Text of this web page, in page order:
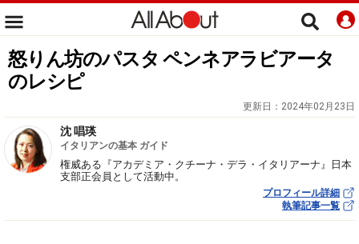
怒りん坊のパスタ ペンネアラビアータ
のレシピ
更新日： 2024年02月23日
沈 唱瑛
イタリアンの基本 ガイド
権威ある『アカデミア・クチーナ・デラ・イタリアーナ』日本
支部正会員として活動中。
プロフィール詳細
執筆記事一覧